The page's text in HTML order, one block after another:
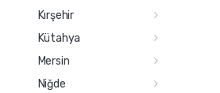
Kırşehir
Kütahya
Mersin
Niğde